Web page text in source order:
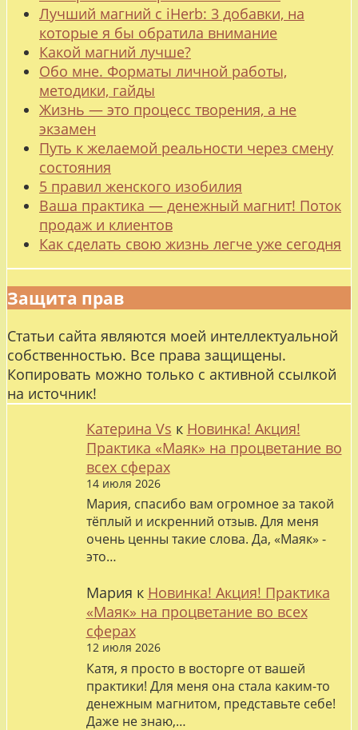
Лучший магний с iHerb: 3 добавки, на
которые я бы обратила внимание
Какой магний лучше?
Обо мне. Форматы личной работы,
методики, гайды
Жизнь — это процесс творения, а не
экзамен
Путь к желаемой реальности через смену
состояния
5 правил женского изобилия
Ваша практика — денежный магнит! Поток
продаж и клиентов
Как сделать свою жизнь легче уже сегодня
Защита прав
Статьи сайта являются моей интеллектуальной
собственностью. Все права защищены.
Копировать можно только с активной ссылкой
на источник!
Катерина Vs к Новинка! Акция!
Практика «Маяк» на процветание во
всех сферах
14 июля 2026
Мария, спасибо вам огромное за такой
тёплый и искренний отзыв. Для меня
очень ценны такие слова. Да, «Маяк» -
это…
Мария к Новинка! Акция! Практика
«Маяк» на процветание во всех
сферах
12 июля 2026
Катя, я просто в восторге от вашей
практики! Для меня она стала каким-то
денежным магнитом, представьте себе!
Даже не знаю,…